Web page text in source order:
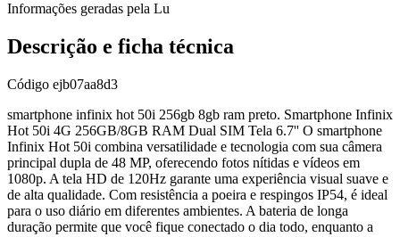
Informações geradas pela Lu
Descrição e ficha técnica
Código ejb07aa8d3
smartphone infinix hot 50i 256gb 8gb ram preto. Smartphone Infinix
Hot 50i 4G 256GB/8GB RAM Dual SIM Tela 6.7'' O smartphone
Infinix Hot 50i combina versatilidade e tecnologia com sua câmera
principal dupla de 48 MP, oferecendo fotos nítidas e vídeos em
1080p. A tela HD de 120Hz garante uma experiência visual suave e
de alta qualidade. Com resistência a poeira e respingos IP54, é ideal
para o uso diário em diferentes ambientes. A bateria de longa
duração permite que você fique conectado o dia todo, enquanto a